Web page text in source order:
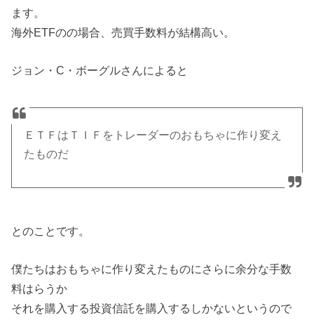
ます。
海外ETFのの場合、売買手数料が結構高い。
ジョン・C・ボーグルさんによると
ＥＴＦはＴＩＦをトレーダーのおもちゃに作り変え
たものだ
とのことです。
僕たちはおもちゃに作り変えたものにさらに余分な手数
料はらうか
それを購入する投資信託を購入するしかないというので